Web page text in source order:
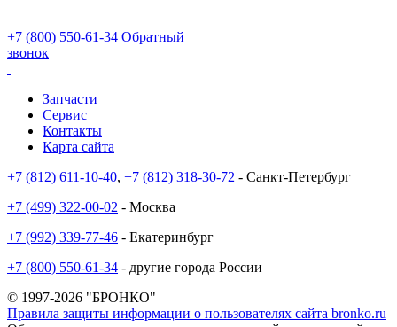
+7 (800) 550-61-34 Обратный
звонок
Запчасти
Сервис
Контакты
Карта сайта
+7 (812) 611-10-40, +7 (812) 318-30-72 - Санкт-Петербург
+7 (499) 322-00-02 - Москва
+7 (992) 339-77-46 - Екатеринбург
+7 (800) 550-61-34 - другие города России
© 1997-2026 "БРОНКО"
Правила защиты информации о пользователях сайта bronko.ru